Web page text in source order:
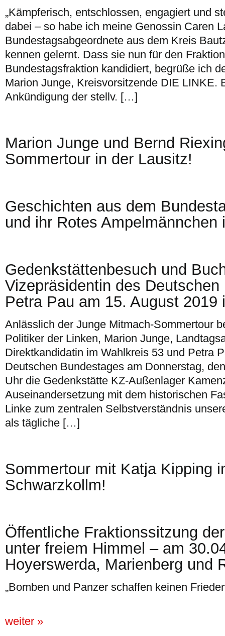
„Kämpferisch, entschlossen, engagiert und
dabei – so habe ich meine Genossin Caren
Bundestagsabgeordnete aus dem Kreis
kennen gelernt. Dass sie nun für den
Bundestagsfraktion kandidiert, begrüße ich
Marion Junge, Kreisvorsitzende DIE LINKE.
Ankündigung der stellv. […]
Marion Junge und Bernd
Sommertour in der Lausitz!
Geschichten aus dem
und ihr Rotes Ampelmännchen
Gedenkstättenbesuch und
Vizepräsidentin des
Petra Pau am 15. August 2019
Anlässlich der Junge Mitmach-Sommertour
Politiker der Linken, Marion Junge,
Direktkandidatin im Wahlkreis 53 und Petra
Deutschen Bundestages am Donnerstag,
Uhr die Gedenkstätte KZ-Außenlager
Auseinandersetzung mit dem historischen
Linke zum zentralen Selbstverständnis
als tägliche […]
Sommertour mit Katja Kipping
Schwarzkollm!
Öffentliche Fraktionssitzung
unter freiem Himmel – am
Hoyerswerda, Marienberg und
„Bomben und Panzer schaffen keinen
weiter »